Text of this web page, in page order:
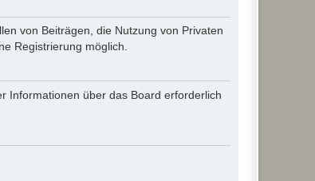
von Beiträgen, die Nutzung von Privaten
Registrierung möglich.
Informationen über das Board erforderlich